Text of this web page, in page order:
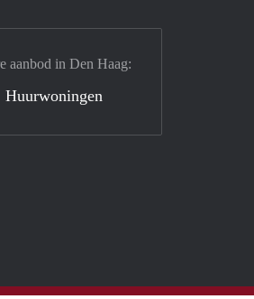
aanbod in Den Haag:
Huurwoningen